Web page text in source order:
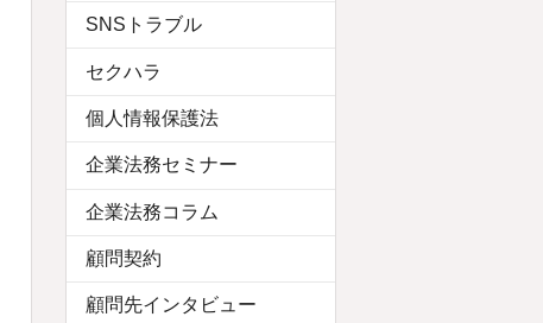
SNSトラブル
セクハラ
個人情報保護法
企業法務セミナー
企業法務コラム
顧問契約
顧問先インタビュー